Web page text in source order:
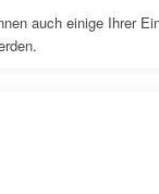
auch einige Ihrer